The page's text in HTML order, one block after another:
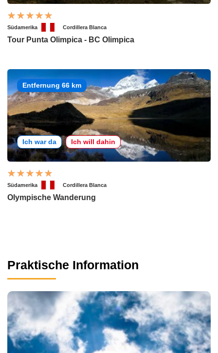
Südamerika Cordillera Blanca
Tour Punta Olimpica - BC Olimpica
Entfernung 66 km
Ich war da Ich will dahin
Südamerika Cordillera Blanca
Olympische Wanderung
Praktische Information